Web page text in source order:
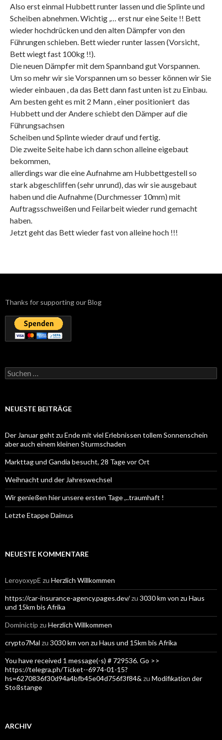
Also erst einmal Hubbett runter lassen und die Splinte und
Scheiben abnehmen. Wichtig ,… erst nur eine Seite !! Bett
wieder hochdrücken und den alten Dämpfer von den
Führungen schieben. Bett wieder runter lassen (Vorsicht,
Bett wiegt fast 100kg !!).
Die neuen Dämpfer mit dem Spannband gut Vorspannen.
Um so mehr wir sie Vorspannen um so besser können wir Sie
wieder einbauen , da das Bett dann fast unten ist zu Einbau.
Am besten geht es mit 2 Mann , einer positioniert das
Hubbett und der Andere schiebt den Dämper auf die
Führungsachsen
Scheiben und Splinte wieder drauf und fertig.
Die zweite Seite habe ich dann schon alleine eigebaut
bekommen,
allerdings war die eine Aufnahme am Hubbettgestell so
stark abgeschliffen (sehr unrund), das wir sie ausgebaut
haben und die Aufnahme (Durchmesser 10mm) mit
Auftragsschweißen und Feilarbeit wieder rund gemacht
haben.
Jetzt geht das Bett wieder fast von alleine hoch !!!
Thanks for supporting our Blog
Suchen
nach:
NEUESTE BEITRÄGE
Der Januar geht zu Ende mit viel Erlebnissen tollem Sonnenschein
aber auch einem kleinen Sturmschaden
Markttag und Gandia besucht, 28 Tage vor Ort
Weihnacht und der Jahreswechsel
Wir genießen hier unsere ersten Tage ,..traumhaft !
Letzte Etappe Daimus
NEUESTE KOMMENTARE
LeroyoxypE zu Herzlich Willkommen
https://car-insurance-agency.pages.dev/zu 3030 km von zu Haus
und 15km bis Afrika
Dominictip zu Herzlich Willkommen
crypto7Mal zu 3030 km von zu Haus und 15km bis Afrika
You have received 1 message(-s) # 729536. Go >>
https://telegra.ph/Ticket--6974-01-15?
hs=6270836f30d94a4bfb45e04d756f3f84& zu Modifikation der
Stoßstange
ARCHIV